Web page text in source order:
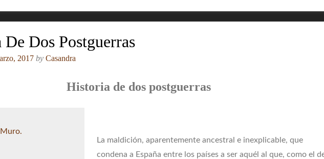
Dos Postguerras
2017 by Casandra
Historia de dos postguerras
La maldición, aparentemente ancestral e inexplicable, que
condena a España entre los países a ser aquél al que, como el